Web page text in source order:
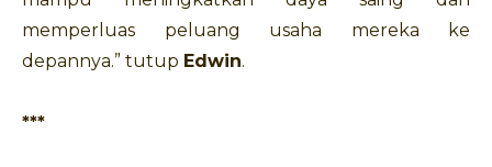
memperluas peluang usaha mereka ke
depannya.” tutup Edwin.
***